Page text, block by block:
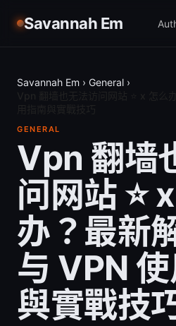
Savannah Em
Savannah Em › General ›
GENERAL
Vpn 翻墙
问网站 ⭐
办？最新
与 VPN
與實戰技